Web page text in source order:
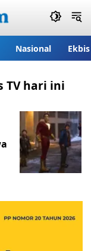
Nasional Ekbis
TV hari ini